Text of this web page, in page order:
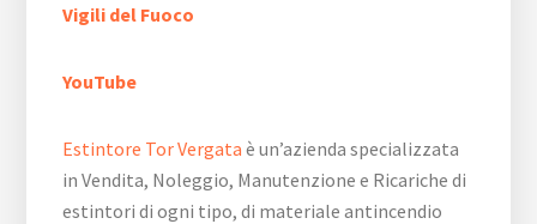
Vigili del Fuoco
YouTube
Estintore Tor Vergata è un’azienda specializzata
in Vendita, Noleggio, Manutenzione e Ricariche di
estintori di ogni tipo, di materiale antincendio